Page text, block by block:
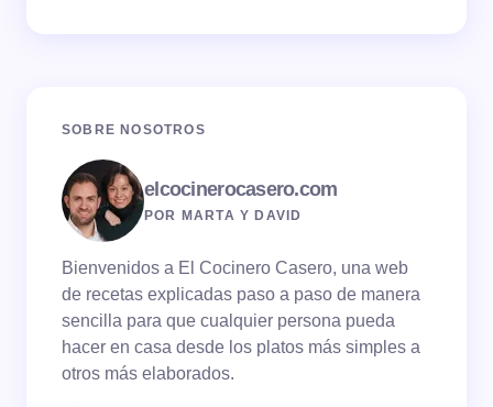
SOBRE NOSOTROS
elcocinerocasero.com
POR MARTA Y DAVID
Bienvenidos a El Cocinero Casero, una web
de recetas explicadas paso a paso de manera
sencilla para que cualquier persona pueda
hacer en casa desde los platos más simples a
otros más elaborados.